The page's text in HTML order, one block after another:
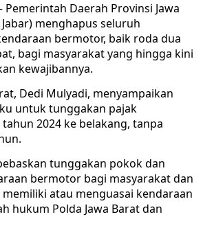
Pemerintah Daerah Provinsi Jawa
menghapus seluruh
bermotor, baik roda dua
bagi masyarakat yang hingga kini
kewajibannya.
Dedi Mulyadi, menyampaikan
untuk tunggakan pajak
2024 ke belakang, tanpa
tunggakan pokok dan
bermotor bagi masyarakat dan
atau menguasai kendaraan
hukum Polda Jawa Barat dan